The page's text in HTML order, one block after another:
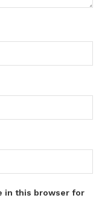
in this browser for